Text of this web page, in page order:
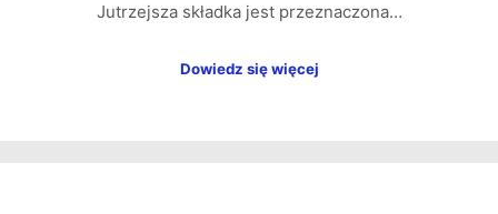
Jutrzejsza składka jest przeznaczona…
Dowiedz się więcej